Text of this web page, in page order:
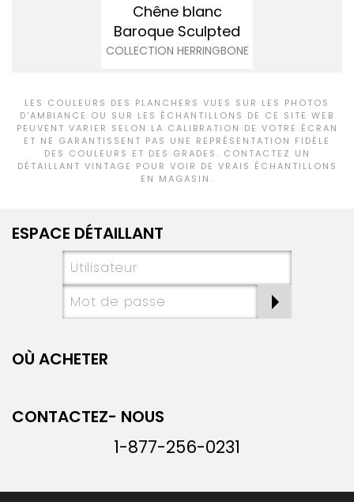
Chêne blanc
Baroque Sculpted
COLLECTION HERRINGBONE
LES COULEURS DES PLANCHERS VUES SUR LES PHOTOS
D'AMBIANCE OU SUR LES ÉCHANTILLONS DE CE SITE WEB
PEUVENT VARIER SELON LA CALIBRATION DE VOTRE ÉCRAN
ET NE GARANTISSENT PAS UNE REPRÉSENTATION FIDÈLE
DES COULEURS ET DES GRADES. CONTACTEZ UN
DÉTAILLANT VINTAGE POUR VOIR DE VRAIS ÉCHANTILLONS
EN MAGASIN.
ESPACE DÉTAILLANT
OÙ ACHETER
CONTACTEZ- NOUS
1-877-256-0231